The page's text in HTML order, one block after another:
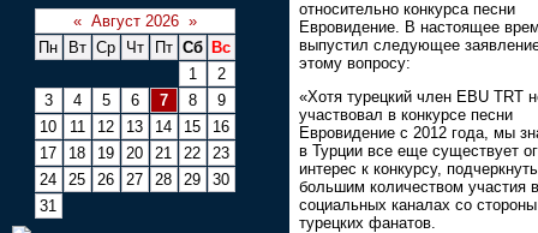
« Август 2026 »
Пн
Вт Ср Чт Пт Сб
Вс
1
2
3
4 5 6 7 8
9
10
11 12 13 14 15
16
17
18 19 20 21 22
23
24
25 26 27 28 29
30
31
относительно конкурса песни
Евровидение. В настоящее
выпустил следующее
этому вопросу:
«Хотя турецкий член EBU TRT
участвовал в конкурсе песни
Евровидение с 2012 года, мы
в Турции все еще существует
интерес к конкурсу,
большим количеством участия
социальных каналах со стороны
турецких фанатов.